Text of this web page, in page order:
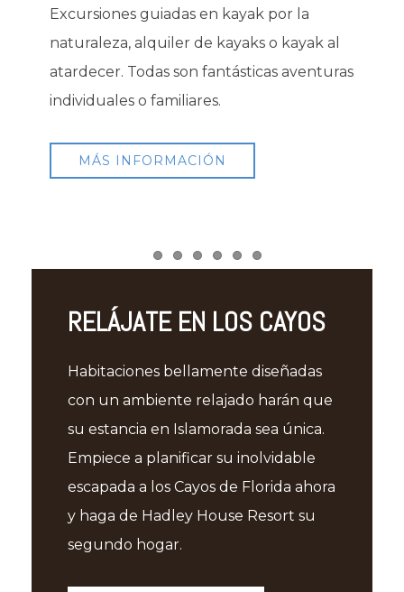
Excursiones guiadas en kayak por la
naturaleza, alquiler de kayaks o kayak al
atardecer. Todas son fantásticas aventuras
individuales o familiares.
MÁS INFORMACIÓN
Item 1Item 2
Item 3
Item 4
Item 5
Item 6
RELÁJATE EN LOS CAYOS
Habitaciones bellamente diseñadas
con un ambiente relajado harán que
su estancia en Islamorada sea única.
Empiece a planificar su inolvidable
escapada a los Cayos de Florida ahora
y haga de Hadley House Resort su
segundo hogar.